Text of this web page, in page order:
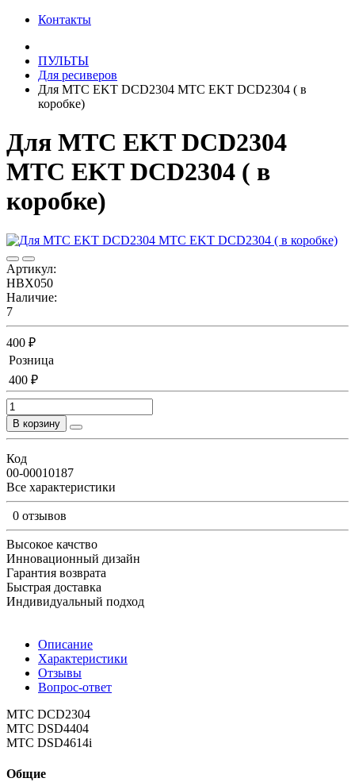
Контакты
ПУЛЬТЫ
Для ресиверов
Для МТС EKT DCD2304 МТС EKT DCD2304 ( в
коробке)
Для МТС EKT DCD2304
МТС EKT DCD2304 ( в
коробке)
Артикул:
HBX050
Наличие:
7
400 ₽
Розница
400 ₽
В корзину
Код
00-00010187
Все характеристики
0 отзывов
Высокое качство
Инновационный дизайн
Гарантия возврата
Быстрая доставка
Индивидуальный подход
Описание
Характеристики
Отзывы
Вопрос-ответ
МТС DCD2304
МТС DSD4404
МТС DSD4614i
Общие